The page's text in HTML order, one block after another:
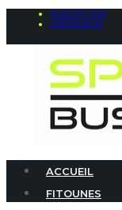
INSCRIPTION
CONNEXION
ACCUEIL
FITOUNES